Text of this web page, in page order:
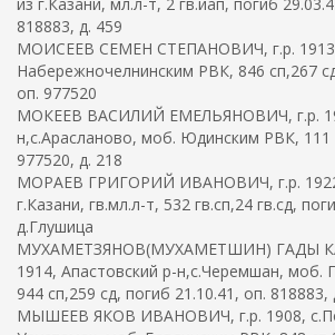
818883, д. 459
МОИСЕЕВ СЕМЕН СТЕПАНОВИЧ, г.р.
Набережночелнинским РВК, 846 сп,267
оп. 977520
МОКЕЕВ ВАСИЛИЙ ЕМЕЛЬЯНОВИЧ, г.р.
н,с.Арасланово, моб. Юдинским РВК, 111
977520, д. 218
МОРАЕВ ГРИГОРИЙ ИВАНОВИЧ, г.р.
г.Казани, гв.мл.л-т, 532 гв.сп,24 гв.сд,
д.Глушица
МУХАМЕТЗЯНОВ(МУХАМЕТШИН) ГАДЫ
1914, Апастовский р-н,с.Черемшан, моб.
944 сп,259 сд, погиб 21.10.41, оп. 818883,
МЫШЕЕВ ЯКОВ ИВАНОВИЧ, г.р. 1908,